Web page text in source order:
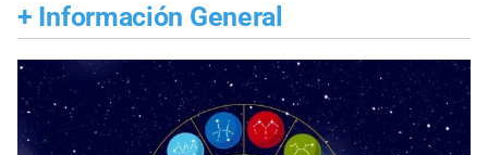
+ Información General